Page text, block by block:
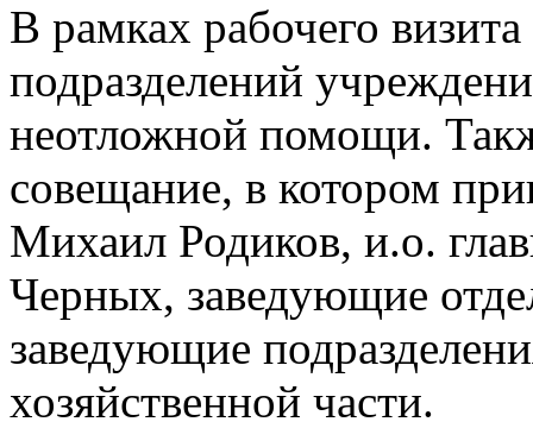
В рамках рабочего
подразделений
неотложной помощи.
совещание, в котором
Михаил Родиков, и.о.
Черных, заведующие
заведующие
хозяйственной части.